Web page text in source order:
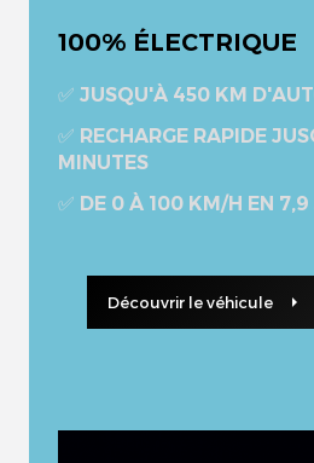
100% ÉLECTRIQUE
✅ JUSQU'À 450 KM
✅ RECHARGE RAPIDE
MINUTES
✅ DE 0 À 100 KM/H EN 7,9
Découvrir le véhicule